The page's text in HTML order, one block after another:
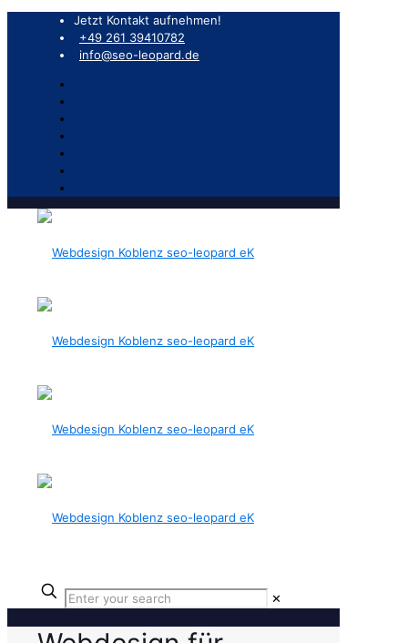
Jetzt Kontakt aufnehmen!
+49 261 39410782
info@seo-leopard.de
✕